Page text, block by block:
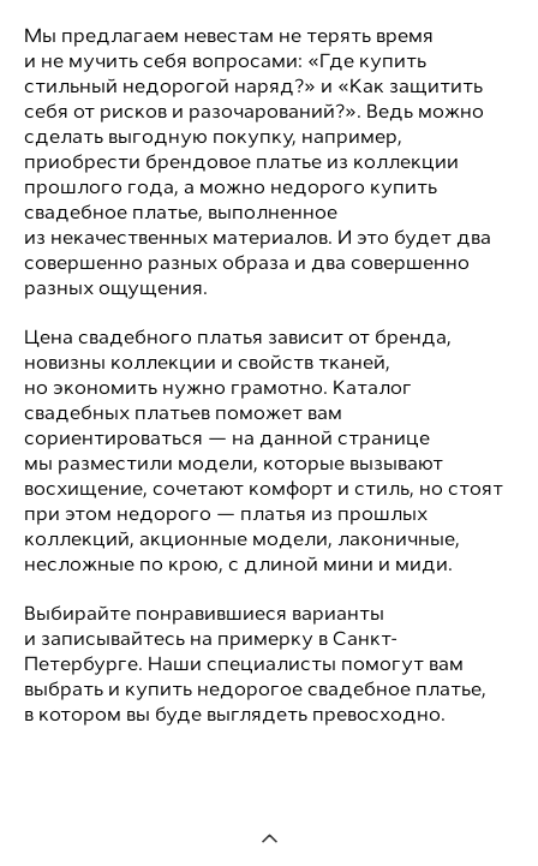
Мы предлагаем невестам не терять время
и не мучить себя вопросами: «Где купить
стильный недорогой наряд?» и «Как защитить
себя от рисков и разочарований?». Ведь можно
сделать выгодную покупку, например,
приобрести брендовое платье из коллекции
прошлого года, а можно недорого купить
свадебное платье, выполненное
из некачественных материалов. И это будет два
совершенно разных образа и два совершенно
разных ощущения.
Цена свадебного платья зависит от бренда,
новизны коллекции и свойств тканей,
но экономить нужно грамотно. Каталог
свадебных платьев поможет вам
сориентироваться — на данной странице
мы разместили модели, которые вызывают
восхищение, сочетают комфорт и стиль, но стоят
при этом недорого — платья из прошлых
коллекций, акционные модели, лаконичные,
несложные по крою, с длиной мини и миди.
Выбирайте понравившиеся варианты
и записывайтесь на примерку в Санкт-
Петербурге. Наши специалисты помогут вам
выбрать и купить недорогое свадебное платье,
в котором вы буде выглядеть превосходно.